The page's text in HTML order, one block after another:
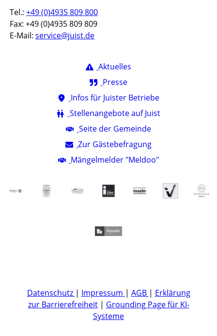
Tel.: +49 (0)4935 809 800
Fax: +49 (0)4935 809 809
E-Mail: service@juist.de
Aktuelles
Presse
Infos für Juister Betriebe
Stellenangebote auf Juist
Seite der Gemeinde
Zur Gästebefragung
Mängelmelder "Meldoo"
Datenschutz | Impressum | AGB | Erklärung
zur Barrierefreiheit| Grounding Page für KI-
Systeme